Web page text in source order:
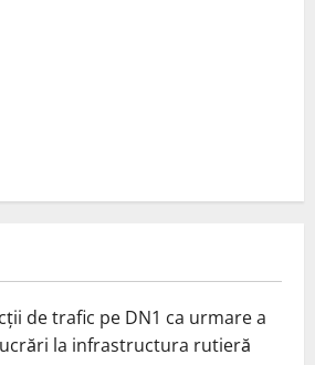
de trafic pe DN1 ca urmare a
la infrastructura rutieră